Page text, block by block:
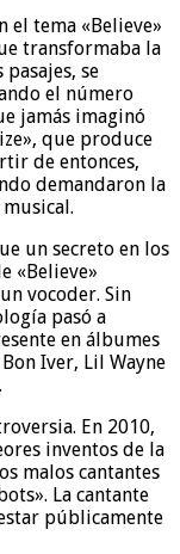
el tema «Believe»
transformaba la
se
el número
jamás imaginó
que produce
de entonces,
demandaron la
un secreto en los
«Believe»
vocoder. Sin
pasó a
en álbumes
Iver, Lil Wayne
En 2010,
inventos de la
malos cantantes
La cantante
públicamente